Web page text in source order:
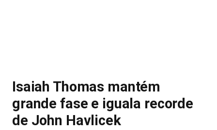
Isaiah Thomas mantém
grande fase e iguala recorde
de John Havlicek